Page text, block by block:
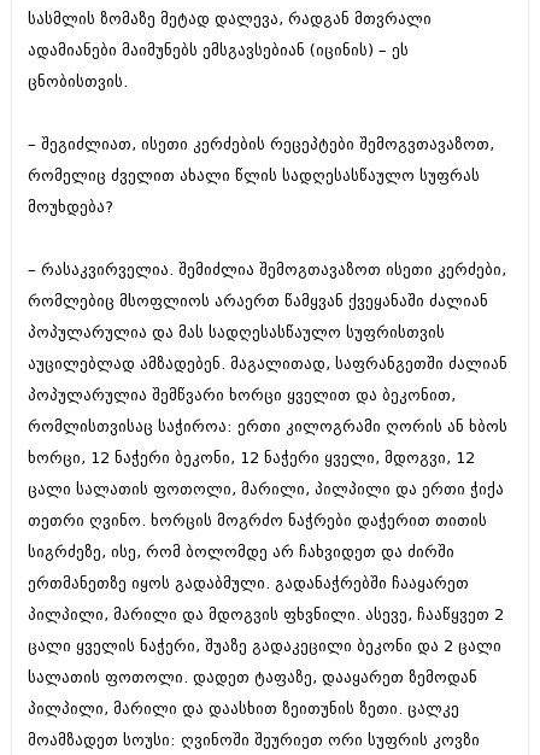
რომანი და დეტექტივი
სახალისო ამბები
დაიჯესტი
ქალი და მამაკაცი
სხვადასხვა
ანონსი
არქივი
აგვისტო 2018 (162)
ივლისი 2018 (223)
ივნისი 2018 (244)
აპრილი 2018 (194)
მარტი 2018 (256)
თებერვალი 2018 (208)
დეკემბერი 2017 (243)
ნოემბერი 2017 (212)
ოქტომბერი 2017 (231)
სექტემბერი 2017 (261)
აგვისტო 2017 (212)
ივლისი 2017 (233)
დაიჯესტი
ქალი და მამაკაცი
სხვადასხვა
ანონსი
არქივი
ნოემბერი 2020 (103)
სექტემბერი 2020 (204)
აგვისტო 2020 (249)
ივლისი 2020 (204)
ივნისი 2020 (249)
არქივის ზომის ნახვა
სასმლის ზომაზე მეტად დალევა, რადგან მთვრალი
ადამიანები მაიმუნებს ემსგავსებიან (იცინის) – ეს
ცნობისთვის.
– შეგიძლიათ, ისეთი კერძების რეცეპტები შემოგვთავაზოთ,
რომელიც ძველით ახალი წლის სადღესასწაულო სუფრას
მოუხდება?
– რასაკვირველია. შემიძლია შემოგთავაზოთ ისეთი კერძები,
რომლებიც მსოფლიოს არაერთ წამყვან ქვეყანაში ძალიან
პოპულარულია და მას სადღესასწაულო სუფრისთვის
აუცილებლად ამზადებენ. მაგალითად, საფრანგეთში ძალიან
პოპულარულია შემწვარი ხორცი ყველით და ბეკონით,
რომლისთვისაც საჭიროა: ერთი კილოგრამი ღორის ან ხბოს
ხორცი, 12 ნაჭერი ბეკონი, 12 ნაჭერი ყველი, მდოგვი, 12
ცალი სალათის ფოთოლი, მარილი, პილპილი და ერთი ჭიქა
თეთრი ღვინო. ხორცის მოგრძო ნაჭრები დაჭერით თითის
სიგრძეზე, ისე, რომ ბოლომდე არ ჩახვიდეთ და ძირში
ერთმანეთზე იყოს გადაბმული. გადანაჭრებში ჩააყარეთ
პილპილი, მარილი და მდოგვის ფხვნილი. ასევე, ჩააწყვეთ 2
ცალი ყველის ნაჭერი, შუაზე გადაკეცილი ბეკონი და 2 ცალი
სალათის ფოთოლი. დადეთ ტაფაზე, დააყარეთ ზემოდან
პილპილი, მარილი და დაასხით ზეითუნის ზეთი. ცალკე
მოამზადეთ სოუსი: ღვინოში შეურიეთ ორი სუფრის კოვზი